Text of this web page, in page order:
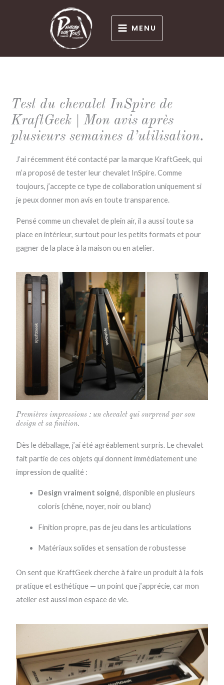
MENU
Test du chevalet InSpire de
KraftGeek | Mon avis après
plusieurs semaines d’utilisation.
J’ai récemment été contacté par la marque KraftGeek, qui
m’a proposé de tester leur chevalet InSpire. Comme
toujours, j’accepte ce type de collaboration uniquement si
je peux donner mon avis en toute transparence.
Pensé comme un chevalet de plein air, il a aussi toute sa
place en intérieur, surtout pour les petits formats et pour
gagner de la place à la maison ou en atelier.
Premières impressions : un chevalet qui surprend par son
design et sa finition.
Dès le déballage, j’ai été agréablement surpris. Le chevalet
fait partie de ces objets qui donnent immédiatement une
impression de qualité :
Design vraiment soigné, disponible en plusieurs
coloris (chêne, noyer, noir ou blanc)
Finition propre, pas de jeu dans les articulations
Matériaux solides et sensation de robustesse
On sent que KraftGeek cherche à faire un produit à la fois
pratique et esthétique — un point que j’apprécie, car mon
atelier est aussi mon espace de vie.